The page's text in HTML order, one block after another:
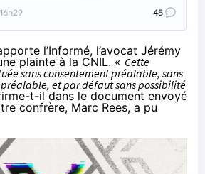
45
l’Informé, l’avocat Jérémy
plainte à la CNIL. « Cette
sans consentement préalable, sans
et par défaut sans possibilité
t-il dans le document envoyé
confrère, Marc Rees, a pu